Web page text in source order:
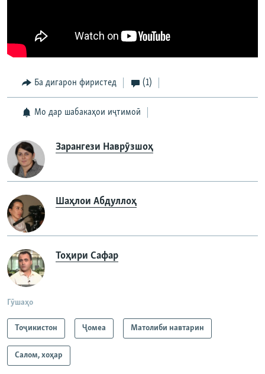
Ба дигарон фиристед (1)
Мо дар шабакаҳои иҷтимоӣ
Зарангези Наврӯзшоҳ
Шаҳлои Абдуллоҳ
Тоҳири Сафар
Гӯшаҳо
Тоҷикистон Ҷомeа Матолиби навтарин
Салом, хоҳар